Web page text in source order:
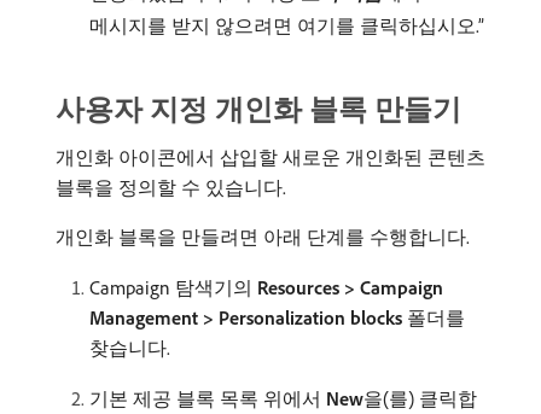
메시지를 받지 않으려면 여기를 클릭하십시오.”
사용자 지정 개인화 블록 만들기
개인화 아이콘에서 삽입할 새로운 개인화된 콘텐츠
블록을 정의할 수 있습니다.
개인화 블록을 만들려면 아래 단계를 수행합니다.
Campaign 탐색기의 Resources > Campaign
Management > Personalization blocks 폴더를
찾습니다.
기본 제공 블록 목록 위에서 New​을(를) 클릭합